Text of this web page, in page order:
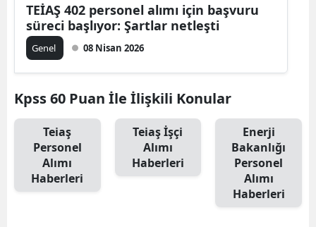
TEİAŞ 402 personel alımı için başvuru
süreci başlıyor: Şartlar netleşti
Genel 08 Nisan 2026
Kpss 60 Puan İle İlişkili Konular
Teiaş
Personel
Alımı
Haberleri
Teiaş İşçi
Alımı
Haberleri
Enerji
Bakanlığı
Personel
Alımı
Haberleri